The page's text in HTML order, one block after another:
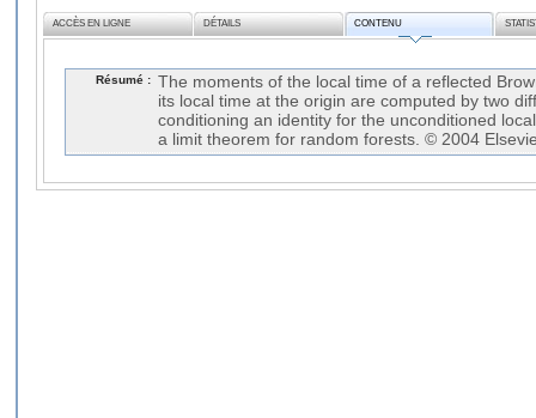
ACCÈS EN LIGNE DÉTAILS CONTENU
Résumé : The moments of the local time of a reflected
its local time at the origin are computed by two
conditioning an identity for the unconditioned
a limit theorem for random forests. © 2004